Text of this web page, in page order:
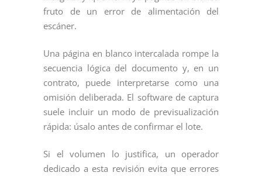
fruto de un error de alimentación del
escáner.
Una página en blanco intercalada rompe la
secuencia lógica del documento y, en un
contrato, puede interpretarse como una
omisión deliberada. El software de captura
suele incluir un modo de previsualización
rápida: úsalo antes de confirmar el lote.
Si el volumen lo justifica, un operador
dedicado a esta revisión evita que errores